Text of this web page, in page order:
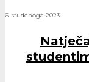
6. studenoga 2023.